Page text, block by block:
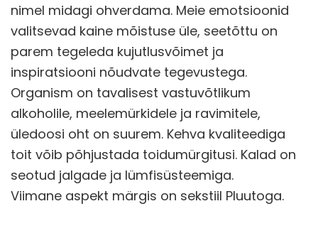
nimel midagi ohverdama. Meie emotsioonid
valitsevad kaine mõistuse üle, seetõttu on
parem tegeleda kujutlusvõimet ja
inspiratsiooni nõudvate tegevustega.
Organism on tavalisest vastuvõtlikum
alkoholile, meelemürkidele ja ravimitele,
üledoosi oht on suurem. Kehva kvaliteediga
toit võib põhjustada toidumürgitusi. Kalad on
seotud jalgade ja lümfisüsteemiga.
Viimane aspekt märgis on sekstiil Pluutoga.